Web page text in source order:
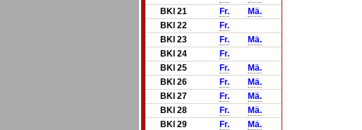
BKl 21
Fr.
Mä.
BKl 22
Fr.
BKl 23
Fr.
Mä.
BKl 24
Fr.
BKl 25
Fr.
Mä.
BKl 26
Fr.
Mä.
BKl 27
Fr.
Mä.
BKl 28
Fr.
Mä.
BKl 29
Fr.
Mä.